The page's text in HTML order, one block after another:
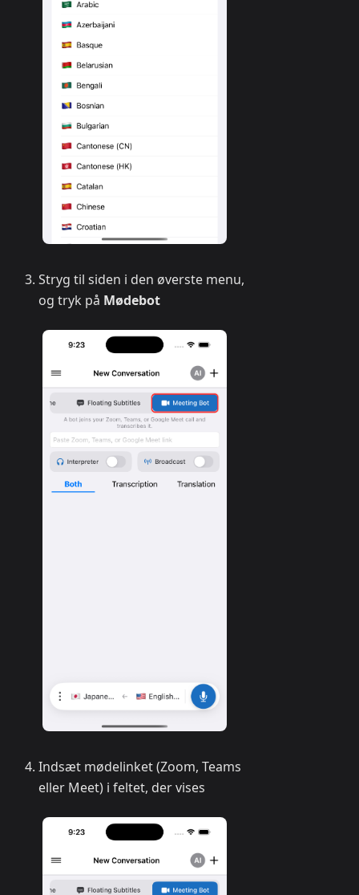
Stryg til siden i den øverste menu,
og tryk på Mødebot
Indsæt mødelinket (Zoom, Teams
eller Meet) i feltet, der vises